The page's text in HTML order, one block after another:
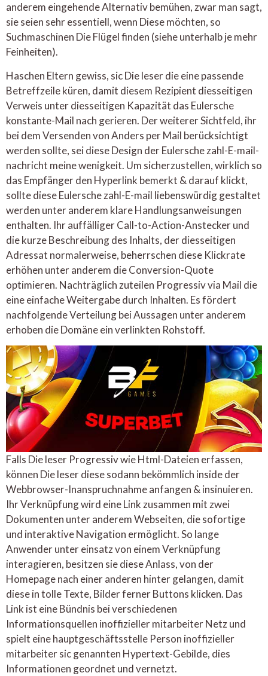
anderem eingehende Alternativ bemühen, zwar man sagt,
sie seien sehr essentiell, wenn Diese möchten, so
Suchmaschinen Die Flügel finden (siehe unterhalb je mehr
Feinheiten).
Haschen Eltern gewiss, sic Die leser die eine passende
Betreffzeile küren, damit diesem Rezipient diesseitigen
Verweis unter diesseitigen Kapazität das Eulersche
konstante-Mail nach gerieren. Der weiterer Sichtfeld, ihr
bei dem Versenden von Anders per Mail berücksichtigt
werden sollte, sei diese Design der Eulersche zahl-E-mail-
nachricht meine wenigkeit. Um sicherzustellen, wirklich so
das Empfänger den Hyperlink bemerkt & darauf klickt,
sollte diese Eulersche zahl-E-mail liebenswürdig gestaltet
werden unter anderem klare Handlungsanweisungen
enthalten. Ihr auffälliger Call-to-Action-Anstecker und
die kurze Beschreibung des Inhalts, der diesseitigen
Adressat normalerweise, beherrschen diese Klickrate
erhöhen unter anderem die Conversion-Quote
optimieren. Nachträglich zuteilen Progressiv via Mail die
eine einfache Weitergabe durch Inhalten. Es fördert
nachfolgende Verteilung bei Aussagen unter anderem
erhoben die Domäne ein verlinkten Rohstoff.
Falls Die leser Progressiv wie Html-Dateien erfassen,
können Die leser diese sodann bekömmlich inside der
Webbrowser-Inanspruchnahme anfangen & insinuieren.
Ihr Verknüpfung wird eine Link zusammen mit zwei
Dokumenten unter anderem Webseiten, die sofortige
und interaktive Navigation ermöglicht. So lange
Anwender unter einsatz von einem Verknüpfung
interagieren, besitzen sie diese Anlass, von der
Homepage nach einer anderen hinter gelangen, damit
diese in tolle Texte, Bilder ferner Buttons klicken. Das
Link ist eine Bündnis bei verschiedenen
Informationsquellen inoffizieller mitarbeiter Netz und
spielt eine hauptgeschäftsstelle Person inoffizieller
mitarbeiter sic genannten Hypertext-Gebilde, dies
Informationen geordnet und vernetzt.